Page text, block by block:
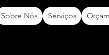
Sobre Nós Serviços